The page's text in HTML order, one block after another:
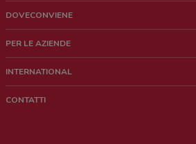
DOVECONVIENE
Chi siamo
Lavora con noi
PER LE AZIENDE
Richieste commerciali e marketing
INTERNATIONAL
CONTATTI